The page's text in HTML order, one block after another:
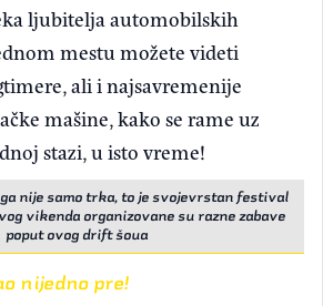
ljubitelja automobilskih
mestu možete videti
ali i najsavremenije
mašine, kako se rame uz
stazi, u isto vreme!
nije samo trka, to je svojevrstan festival
vikenda organizovane su razne zabave
poput ovog drift šoua
nijedno pre!